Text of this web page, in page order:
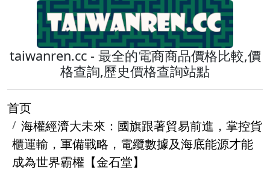
taiwanren.cc - 最全的電商商品價格比較,價
格查詢,歷史價格查詢站點
首页
海權經濟大未來：國旗跟著貿易前進，掌控貨
櫃運輸，軍備戰略，電纜數據及海底能源才能
成為世界霸權【金石堂】